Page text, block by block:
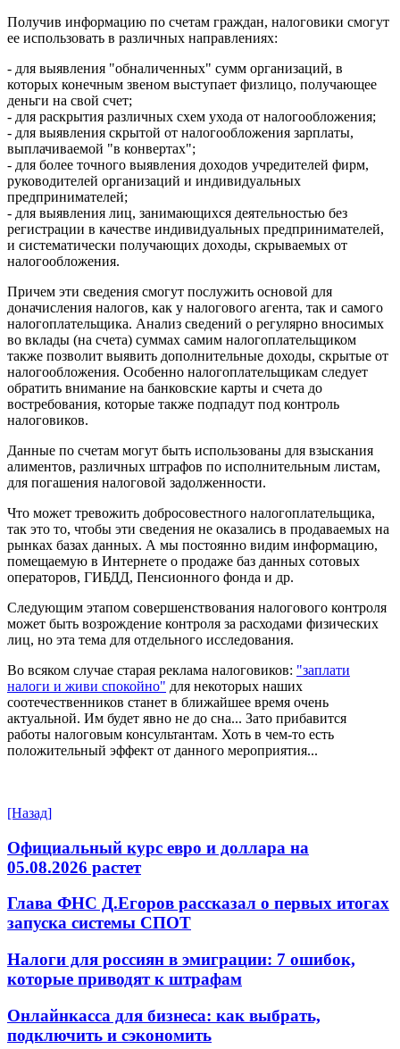
Получив информацию по счетам граждан, налоговики смогут
ее использовать в различных направлениях:
- для выявления "обналиченных" сумм организаций, в
которых конечным звеном выступает физлицо, получающее
деньги на свой счет;
- для раскрытия различных схем ухода от налогообложения;
- для выявления скрытой от налогообложения зарплаты,
выплачиваемой "в конвертах";
- для более точного выявления доходов учредителей фирм,
руководителей организаций и индивидуальных
предпринимателей;
- для выявления лиц, занимающихся деятельностью без
регистрации в качестве индивидуальных предпринимателей,
и систематически получающих доходы, скрываемых от
налогообложения.
Причем эти сведения смогут послужить основой для
доначисления налогов, как у налогового агента, так и самого
налогоплательщика. Анализ сведений о регулярно вносимых
во вклады (на счета) суммах самим налогоплательщиком
также позволит выявить дополнительные доходы, скрытые от
налогообложения. Особенно налогоплательщикам следует
обратить внимание на банковские карты и счета до
востребования, которые также подпадут под контроль
налоговиков.
Данные по счетам могут быть использованы для взыскания
алиментов, различных штрафов по исполнительным листам,
для погашения налоговой задолженности.
Что может тревожить добросовестного налогоплательщика,
так это то, чтобы эти сведения не оказались в продаваемых на
рынках базах данных. А мы постоянно видим информацию,
помещаемую в Интернете о продаже баз данных сотовых
операторов, ГИБДД, Пенсионного фонда и др.
Следующим этапом совершенствования налогового контроля
может быть возрождение контроля за расходами физических
лиц, но эта тема для отдельного исследования.
Во всяком случае старая реклама налоговиков: "заплати
налоги и живи спокойно" для некоторых наших
соотечественников станет в ближайшее время очень
актуальной. Им будет явно не до сна... Зато прибавится
работы налоговым консультантам. Хоть в чем-то есть
положительный эффект от данного мероприятия...
[Назад]
Официальный курс евро и доллара на
05.08.2026 растет
Глава ФНС Д.Егоров рассказал о первых итогах
запуска системы СПОТ
Налоги для россиян в эмиграции: 7 ошибок,
которые приводят к штрафам
Онлайнкасса для бизнеса: как выбрать,
подключить и сэкономить